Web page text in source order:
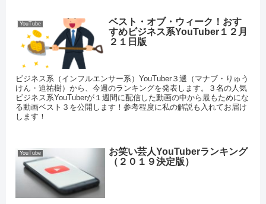
YouTube
ベスト・オブ・ウィーク！おす
すめビジネス系YouTuber１２月
２１日版
ビジネス系（インフルエンサー系）YouTuber３選（マナブ・りゅう
けん・迫祐樹）から、今週のランキングを発表します。３名の人気
ビジネス系YouTuberが１週間に配信した動画の中から最もためにな
る動画ベスト３を公開します！参考程度に私の解説も入れてお届け
します！
YouTube
お笑い芸人YouTuberランキング
（２０１９決定版）